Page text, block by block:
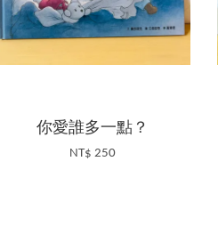
你愛誰多一點？
NT$ 250